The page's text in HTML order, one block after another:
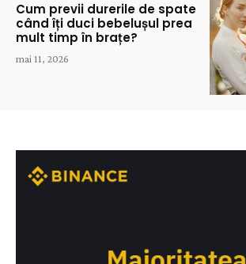
Cum previi durerile de spate
când îți duci bebelușul prea
mult timp în brațe?
mai 11, 2026